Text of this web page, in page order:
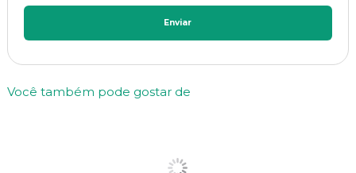
Enviar
Você também pode gostar de